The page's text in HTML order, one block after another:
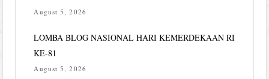
August 5, 2026
LOMBA BLOG NASIONAL HARI KEMERDEKAAN RI
KE-81
August 5, 2026